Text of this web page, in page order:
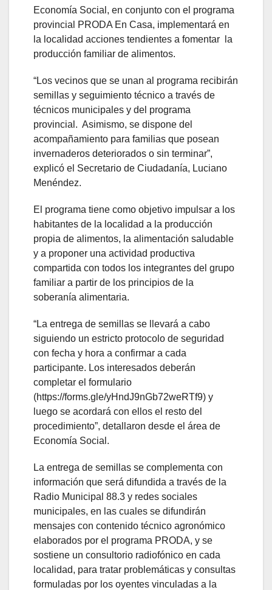
Economía Social, en conjunto con el programa
provincial PRODA En Casa, implementará en
la localidad acciones tendientes a fomentar la
producción familiar de alimentos.
“Los vecinos que se unan al programa recibirán
semillas y seguimiento técnico a través de
técnicos municipales y del programa
provincial. Asimismo, se dispone del
acompañamiento para familias que posean
invernaderos deteriorados o sin terminar”,
explicó el Secretario de Ciudadanía, Luciano
Menéndez.
El programa tiene como objetivo impulsar a los
habitantes de la localidad a la producción
propia de alimentos, la alimentación saludable
y a proponer una actividad productiva
compartida con todos los integrantes del grupo
familiar a partir de los principios de la
soberanía alimentaria.
“La entrega de semillas se llevará a cabo
siguiendo un estricto protocolo de seguridad
con fecha y hora a confirmar a cada
participante. Los interesados deberán
completar el formulario
(https://forms.gle/yHndJ9nGb72weRTf9) y
luego se acordará con ellos el resto del
procedimiento”, detallaron desde el área de
Economía Social.
La entrega de semillas se complementa con
información que será difundida a través de la
Radio Municipal 88.3 y redes sociales
municipales, en las cuales se difundirán
mensajes con contenido técnico agronómico
elaborados por el programa PRODA, y se
sostiene un consultorio radiofónico en cada
localidad, para tratar problemáticas y consultas
formuladas por los oyentes vinculadas a la